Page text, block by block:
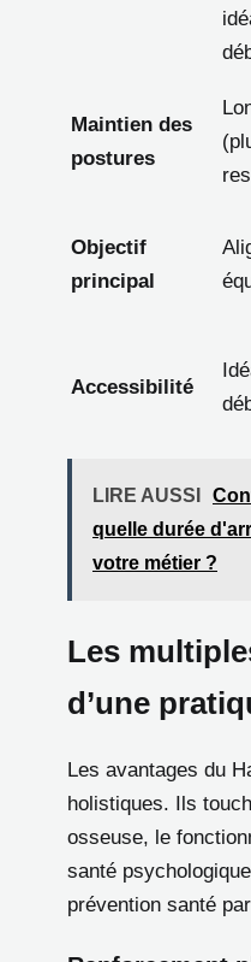
Maintien des
postures
Objectif
principal
Accessibilité
LIRE AUSSI
quelle durée
votre métier ?
Les
d’une
Les avantages du
holistiques. Ils
osseuse, le
santé
prévention santé